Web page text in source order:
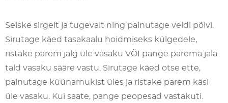
Seiske sirgelt ja tugevalt ning painutage veidi põlvi.
Sirutage käed tasakaalu hoidmiseks külgedele,
ristake parem jalg üle vasaku VÕI pange parema jala
tald vasaku sääre vastu. Sirutage käed otse ette,
painutage küünarnukist üles ja ristake parem käsi
üle vasaku. Kui saate, pange peopesad vastakuti.